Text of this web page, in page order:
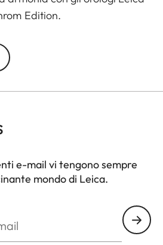
Edition.
e-mail vi tengono sempre
mondo di Leica.